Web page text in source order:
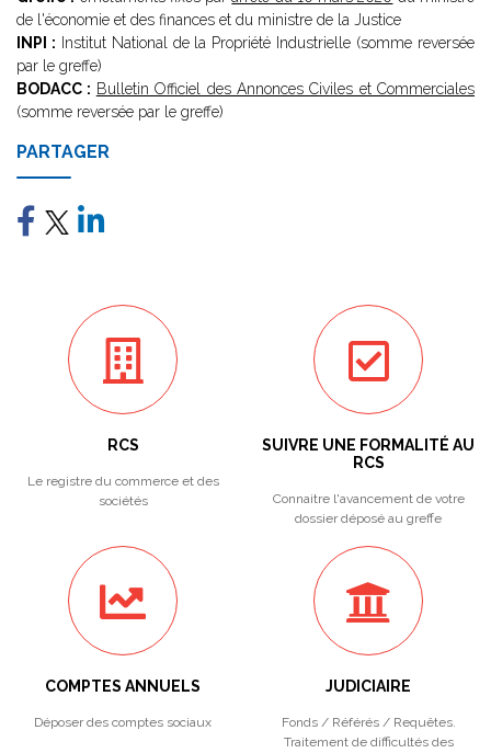
de l'économie et des finances et du ministre de la Justice
INPI : Institut National de la Propriété Industrielle (somme reversée
par le greffe)
BODACC : Bulletin Officiel des Annonces Civiles et Commerciales
(somme reversée par le greffe)
PARTAGER
RCS
Le registre du commerce et des
sociétés
SUIVRE UNE FORMALITÉ AU
RCS
Connaitre l'avancement de votre
dossier déposé au greffe
COMPTES ANNUELS
Déposer des comptes sociaux
JUDICIAIRE
Fonds / Référés / Requêtes.
Traitement de difficultés des